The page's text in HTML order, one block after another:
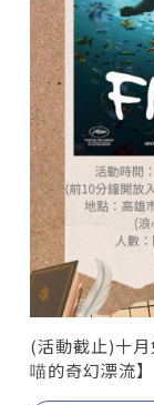
(活動截止)十
喵的奇幻漂流】